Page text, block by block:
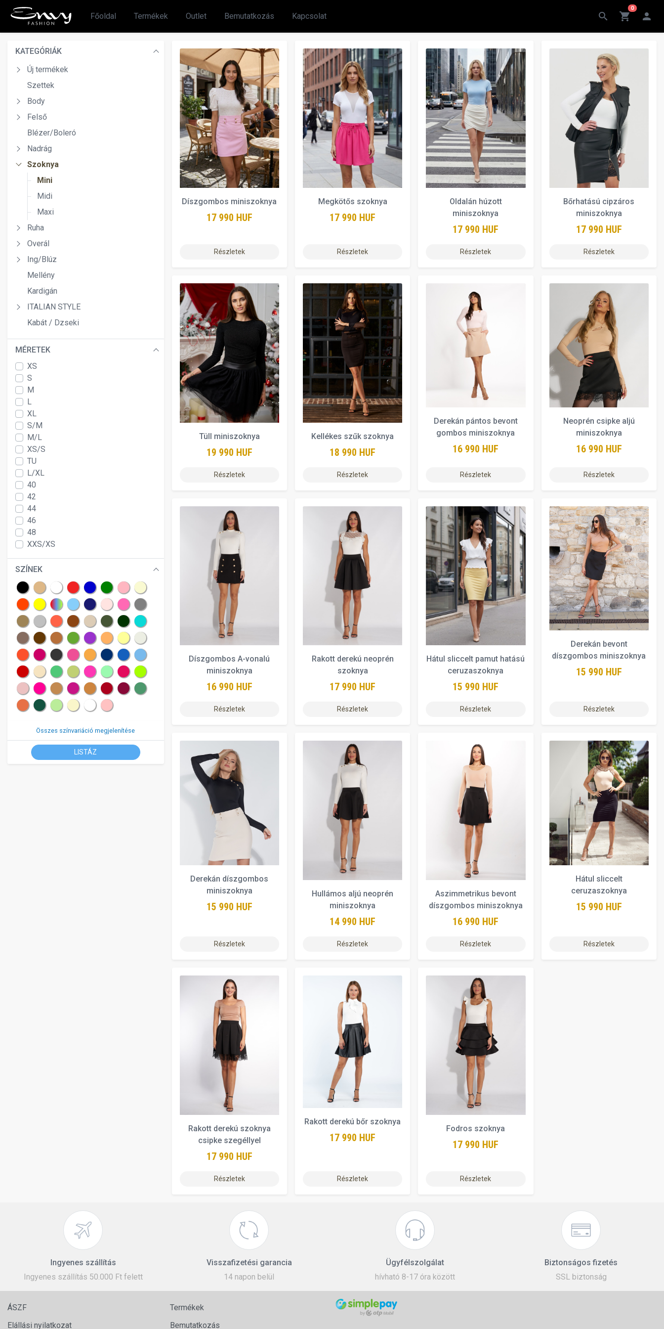
Főoldal Termékek Outlet Bemutatkozás Kapcsolat search shopping_cart
0
person
KATEGÓRIÁK
Új termékek
Szettek
Body
Felső
Blézer/Boleró
Nadrág
Szoknya
Mini
Midi
Maxi
Ruha
Overál
Ing/Blúz
Mellény
Kardigán
ITALIAN STYLE
Kabát / Dzseki
MÉRETEK
XS
S
M
L
XL
S/M
M/L
XS/S
TU
L/XL
40
42
44
46
48
XXS/XS
SZÍNEK
Összes színvariáció megjelenítése
LISTÁZ
Díszgombos miniszoknya
17 990 HUF
Részletek
Megkötős szoknya
17 990 HUF
Részletek
Oldalán húzott
miniszoknya
17 990 HUF
Részletek
Bőrhatású cipzáros
miniszoknya
17 990 HUF
Részletek
Tüll miniszoknya
19 990 HUF
Részletek
Kellékes szűk szoknya
18 990 HUF
Részletek
Derekán pántos bevont
gombos miniszoknya
16 990 HUF
Részletek
Neoprén csipke aljú
miniszoknya
16 990 HUF
Részletek
Díszgombos A-vonalú
miniszoknya
16 990 HUF
Részletek
Rakott derekú neoprén
szoknya
17 990 HUF
Részletek
Hátul sliccelt pamut hatású
ceruzaszoknya
15 990 HUF
Részletek
Derekán bevont
díszgombos miniszoknya
15 990 HUF
Részletek
Derekán díszgombos
miniszoknya
15 990 HUF
Részletek
Hullámos aljú neoprén
miniszoknya
14 990 HUF
Részletek
Aszimmetrikus bevont
díszgombos miniszoknya
16 990 HUF
Részletek
Hátul sliccelt
ceruzaszoknya
15 990 HUF
Részletek
Rakott derekú szoknya
csipke szegéllyel
17 990 HUF
Részletek
Rakott derekú bőr szoknya
17 990 HUF
Részletek
Fodros szoknya
17 990 HUF
Részletek
Ingyenes szállítás
Ingyenes szállítás 50.000 Ft felett
Visszafizetési garancia
14 napon belül
Ügyfélszolgálat
hívható 8-17 óra között
Biztonságos fizetés
SSL biztonság
ÁSZF
Elállási nyilatkozat
Termékek
Bemutatkozás